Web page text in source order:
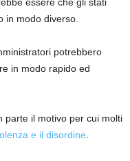
essere che gli stati
in modo diverso.
potrebbero
in modo rapido ed
parte il motivo per cui molti
e il disordine.